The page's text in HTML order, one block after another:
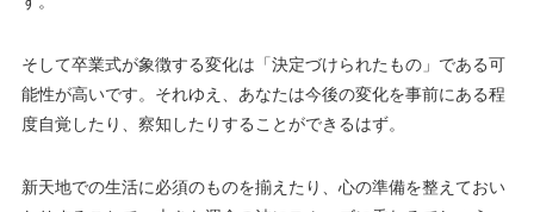
そして卒業式が象徴する変化は「決定づけられたもの」である可
能性が高いです。それゆえ、あなたは今後の変化を事前にある程
度自覚したり、察知したりすることができるはず。
新天地での生活に必須のものを揃えたり、心の準備を整えておい